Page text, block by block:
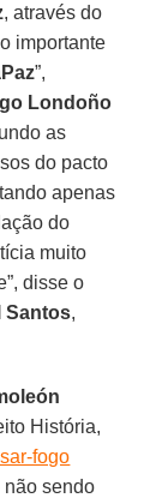
, através do
importante
”,
Londoño
as
do pacto
apenas
do
muito
disse o
Santos,
História,
fogo
não sendo